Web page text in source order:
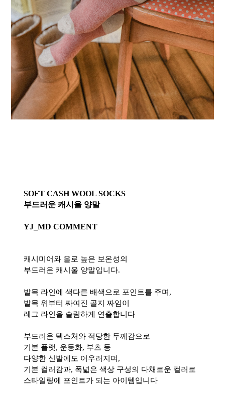
SOFT CASH WOOL SOCKS
부드러운 캐시울 양말
YJ_MD COMMENT
캐시미어와 울로 높은 보온성의
부드러운 캐시울 양말입니다.
발목 라인에 색다른 배색으로 포인트를 주며,
발목 위부터 짜여진 골지 짜임이
레그 라인을 슬림하게 연출합니다
부드러운 텍스처와 적당한 두께감으로
기본 플랫, 운동화, 부츠 등
다양한 신발에도 어우러지며,
기본 컬러감과, 폭넓은 색상 구성의 다채로운 컬러로
스타일링에 포인트가 되는 아이템입니다